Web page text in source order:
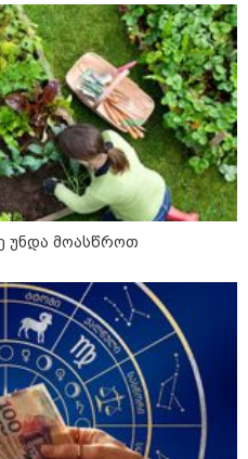
კიევის ოლქს დაარტყეს,
სამი ადამიანი
რუსეთ-საქართველოს
18 წლისთავთან
ადმინისტრაციულ
სახელმწიფო დროშები
ბარამიძე - ომის პირველ
ტყვეების გაცვლის, თუ
პროცესების
სხვა სიტყვის
აჯობებდა - არასდროს
რომ ჩვენები
ან დატყვევებულს
ეგ არასდროს
და არც რაიმე ფაქტი
უნდა მოასწროთ